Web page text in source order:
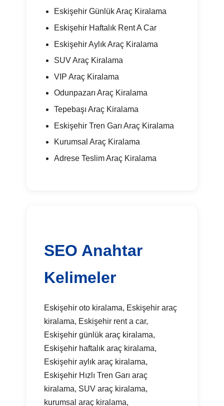
Eskişehir Günlük Araç Kiralama
Eskişehir Haftalık Rent A Car
Eskişehir Aylık Araç Kiralama
SUV Araç Kiralama
VIP Araç Kiralama
Odunpazarı Araç Kiralama
Tepebaşı Araç Kiralama
Eskişehir Tren Garı Araç Kiralama
Kurumsal Araç Kiralama
Adrese Teslim Araç Kiralama
SEO Anahtar
Kelimeler
Eskişehir oto kiralama, Eskişehir araç
kiralama, Eskişehir rent a car,
Eskişehir günlük araç kiralama,
Eskişehir haftalık araç kiralama,
Eskişehir aylık araç kiralama,
Eskişehir Hızlı Tren Garı araç
kiralama, SUV araç kiralama,
kurumsal araç kiralama,